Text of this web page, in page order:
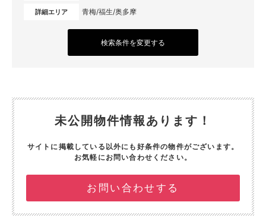
詳細エリア 青梅/福生/奥多摩
検索条件を変更する
未公開物件情報あります！
サイトに掲載している以外にも好条件の物件がございます。
お気軽にお問い合わせください。
お問い合わせする